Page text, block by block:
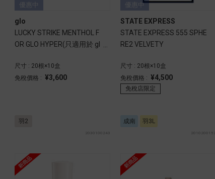
優惠中
glo
LUCKY STRIKE MENTHOL F
OR GLO HYPER(只適用於 gl
尺寸 : 20根×10盒
免稅價格 : ¥3,600
羽2
2030100243
優惠中
STATE EXPRESS
STATE EXPRESS 555 SPHE
RE2 VELVETY
尺寸 : 20根×10盒
免稅價格 : ¥4,500
免稅店限定
成南 羽3L
2010200152